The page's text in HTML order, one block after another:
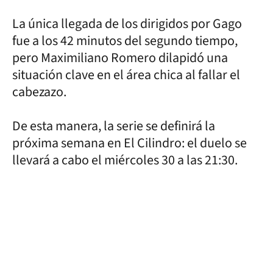
La única llegada de los dirigidos por Gago
fue a los 42 minutos del segundo tiempo,
pero Maximiliano Romero dilapidó una
situación clave en el área chica al fallar el
cabezazo.
De esta manera, la serie se definirá la
próxima semana en El Cilindro: el duelo se
llevará a cabo el miércoles 30 a las 21:30.